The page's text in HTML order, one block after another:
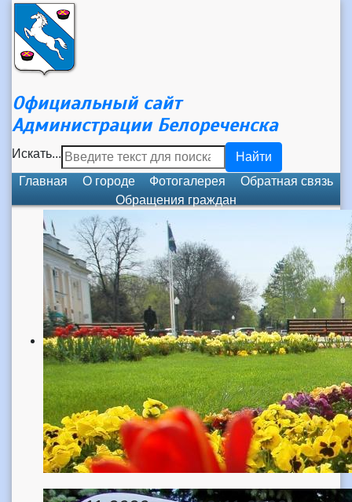
Официальный сайт
Администрации Белореченска
Искать...
Найти
Главная
О городе Фотогалерея
Обратная связь
Обращения граждан